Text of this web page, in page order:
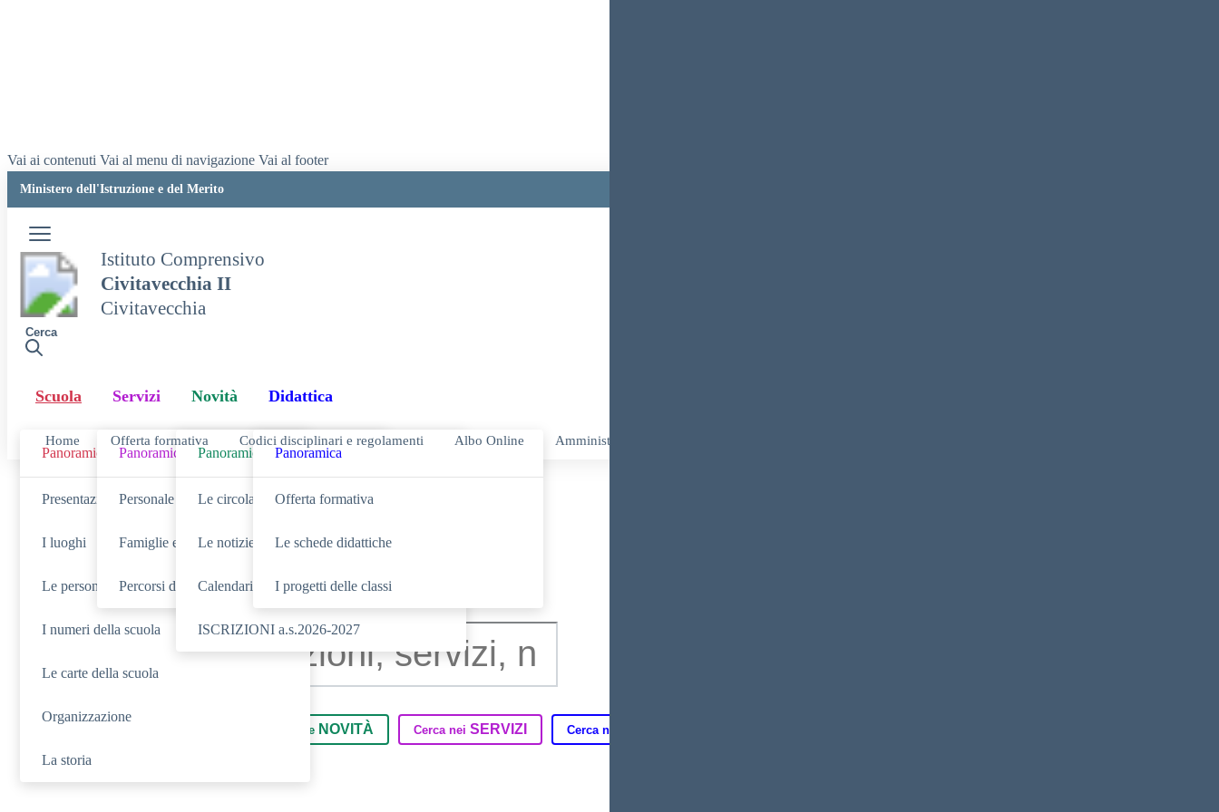
Vai ai contenuti Vai al menu di navigazione Vai al footer
Ministero dell'Istruzione e del Merito
Istituto Comprensivo
Civitavecchia II
Civitavecchia
Cerca
Scuola
Panoramica
Presentazione
I luoghi
Le persone
I numeri della scuola
Le carte della scuola
Organizzazione
La storia
Servizi
Panoramica
Personale scolastico
Famiglie e studenti
Percorsi di studio
Novità
Panoramica
Le circolari
Le notizie
Calendario eventi
ISCRIZIONI a.s.2026-2027
Didattica
Panoramica
Offerta formativa
Le schede didattiche
I progetti delle classi
Home Offerta formativa Codici disciplinari e regolamenti Albo Online Amministrazione Trasparente
Cerca
Cerca tra le NOVITÀ Cerca nei SERVIZI Cerca nella